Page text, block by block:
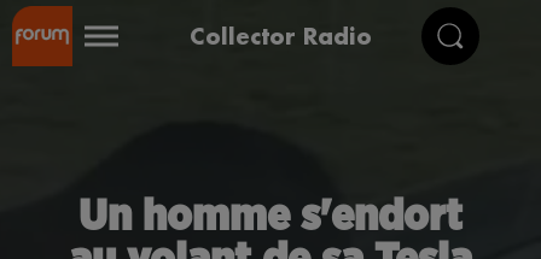
Collector Radio
Un homme s'endort